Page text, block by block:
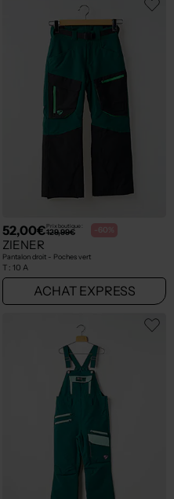
52,00€Prix boutique :
129,99€ -60%
ZIENER
Pantalon droit - Poches vert
T : 10 A
ACHAT EXPRESS